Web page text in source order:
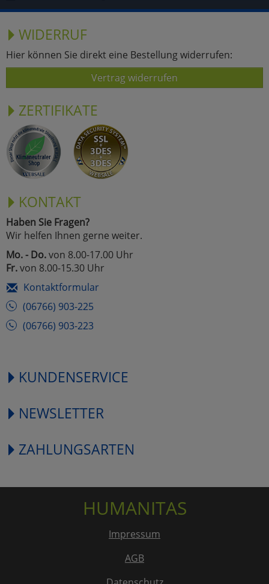
WIDERRUF
Hier können Sie direkt eine Bestellung widerrufen:
Vertrag widerrufen
ZERTIFIKATE
KONTAKT
Haben Sie Fragen?
Wir helfen Ihnen gerne weiter.
Mo. - Do.von 8.00-17.00 Uhr
Fr.von 8.00-15.30 Uhr
Kontaktformular
(06766) 903-225
(06766) 903-223
KUNDENSERVICE
NEWSLETTER
ZAHLUNGSARTEN
HUMANITAS
Impressum
AGB